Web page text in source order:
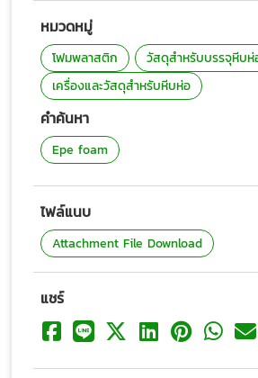
หมวดหมู่
โฟมพลาสติก
วัสดุสำหรับบรรจุหีบห่
เครื่องและวัสดุสำหรับหีบห่อ
คำค้นหา
Epe foam
ไฟล์แนบ
Attachment File Download
แชร์